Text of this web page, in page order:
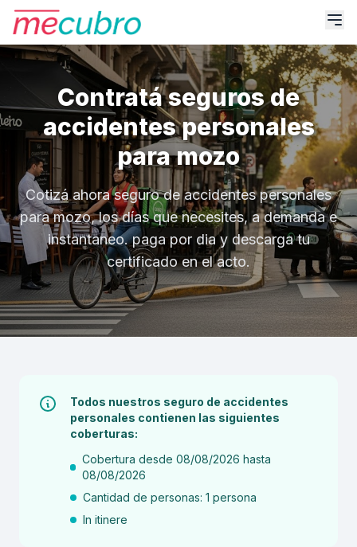
Contratá seguros de
accidentes personales
para mozo
Cotizá ahora seguro de accidentes personales
para mozo, los días que necesites, a demanda e
instantaneo. paga por dia y descarga tu
certificado en el acto.
Todos nuestros seguro de accidentes
personales contienen las siguientes
coberturas:
Cobertura desde 08/08/2026 hasta
08/08/2026
Cantidad de personas: 1 persona
In itinere